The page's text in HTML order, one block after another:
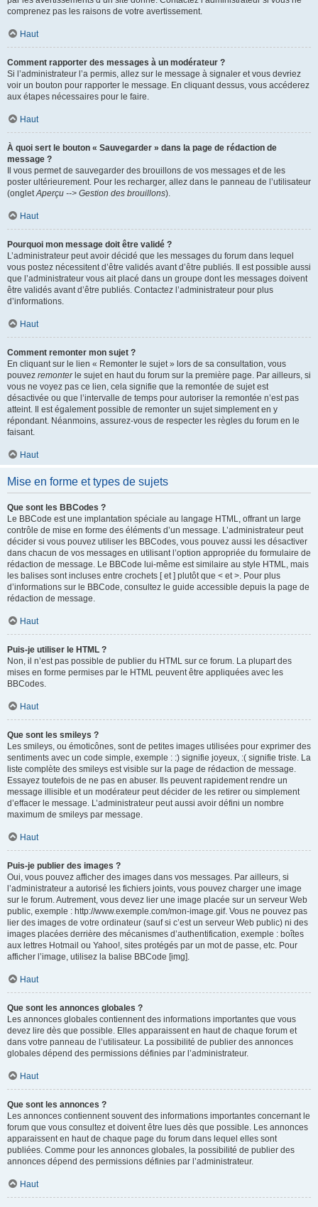
comprenez pas les raisons de votre avertissement.
Haut
Comment rapporter des messages à un modérateur ?
Si l’administrateur l’a permis, allez sur le message à signaler et vous devriez
voir un bouton pour rapporter le message. En cliquant dessus, vous accéderez
aux étapes nécessaires pour le faire.
Haut
À quoi sert le bouton « Sauvegarder » dans la page de rédaction de
message ?
Il vous permet de sauvegarder des brouillons de vos messages et de les
poster ultérieurement. Pour les recharger, allez dans le panneau de l’utilisateur
(ongletAperçu --> Gestion des brouillons).
Haut
Pourquoi mon message doit être validé ?
L’administrateur peut avoir décidé que les messages du forum dans lequel
vous postez nécessitent d’être validés avant d’être publiés. Il est possible aussi
que l’administrateur vous ait placé dans un groupe dont les messages doivent
être validés avant d’être publiés. Contactez l’administrateur pour plus
d’informations.
Haut
Comment remonter mon sujet ?
En cliquant sur le lien « Remonter le sujet » lors de sa consultation, vous
pouvez remonterle sujet en haut du forum sur la première page. Par ailleurs, si
vous ne voyez pas ce lien, cela signifie que la remontée de sujet est
désactivée ou que l’intervalle de temps pour autoriser la remontée n’est pas
atteint. Il est également possible de remonter un sujet simplement en y
répondant. Néanmoins, assurez-vous de respecter les règles du forum en le
faisant.
Haut
Mise en forme et types de sujets
Que sont les BBCodes ?
Le BBCode est une implantation spéciale au langage HTML, offrant un large
contrôle de mise en forme des éléments d’un message. L’administrateur peut
décider si vous pouvez utiliser les BBCodes, vous pouvez aussi les désactiver
dans chacun de vos messages en utilisant l’option appropriée du formulaire de
rédaction de message. Le BBCode lui-même est similaire au style HTML, mais
les balises sont incluses entre crochets [ et ] plutôt que < et >. Pour plus
d’informations sur le BBCode, consultez le guide accessible depuis la page de
rédaction de message.
Haut
Puis-je utiliser le HTML ?
Non, il n’est pas possible de publier du HTML sur ce forum. La plupart des
mises en forme permises par le HTML peuvent être appliquées avec les
BBCodes.
Haut
Que sont les smileys ?
Les smileys, ou émoticônes, sont de petites images utilisées pour exprimer des
sentiments avec un code simple, exemple : :) signifie joyeux, :( signifie triste. La
liste complète des smileys est visible sur la page de rédaction de message.
Essayez toutefois de ne pas en abuser. Ils peuvent rapidement rendre un
message illisible et un modérateur peut décider de les retirer ou simplement
d’effacer le message. L’administrateur peut aussi avoir défini un nombre
maximum de smileys par message.
Haut
Puis-je publier des images ?
Oui, vous pouvez afficher des images dans vos messages. Par ailleurs, si
l’administrateur a autorisé les fichiers joints, vous pouvez charger une image
sur le forum. Autrement, vous devez lier une image placée sur un serveur Web
public, exemple : http://www.exemple.com/mon-image.gif. Vous ne pouvez pas
lier des images de votre ordinateur (sauf si c’est un serveur Web public) ni des
images placées derrière des mécanismes d’authentification, exemple : boîtes
aux lettres Hotmail ou Yahoo!, sites protégés par un mot de passe, etc. Pour
afficher l’image, utilisez la balise BBCode [img].
Haut
Que sont les annonces globales ?
Les annonces globales contiennent des informations importantes que vous
devez lire dès que possible. Elles apparaissent en haut de chaque forum et
dans votre panneau de l’utilisateur. La possibilité de publier des annonces
globales dépend des permissions définies par l’administrateur.
Haut
Que sont les annonces ?
Les annonces contiennent souvent des informations importantes concernant le
forum que vous consultez et doivent être lues dès que possible. Les annonces
apparaissent en haut de chaque page du forum dans lequel elles sont
publiées. Comme pour les annonces globales, la possibilité de publier des
annonces dépend des permissions définies par l’administrateur.
Haut